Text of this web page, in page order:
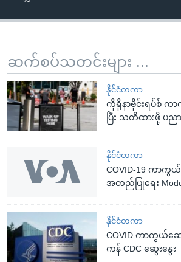
ဆက်စပ်သတင်းများ ...
နိုင်ငံတကာ
ကိုရိုနာဗိုင်းရပ်စ် က
ပြီး သတိထားဖို့ ပ
နိုင်ငံတကာ
COVID-19 ကာကွ
အတည်ပြုရေး
နိုင်ငံတကာ
COVID ကာကွယ်ဆေ
ကန် CDC ဆွေးနွေး